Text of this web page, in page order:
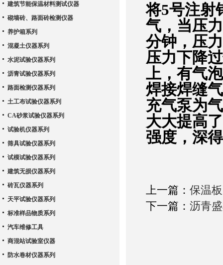
将5号注射
气，当压
分钟，压
压力下降
上，有气
焊接焊缝
充气泵为
大大提高
强度，深
上一篇： 保温
下一篇： 沥青
建筑节能保温材料测试仪器
砌墙砖、路面砖检测仪器
养护箱系列
混凝土仪器系列
水泥试验仪器系列
沥青试验仪器系列
路面检测仪器系列
土工布试验仪器系列
CA砂浆试验仪器系列
试验机仪器系列
筛具试验仪器系列
试模试验仪器系列
建筑无损仪器系列
砖瓦仪器系列
天平试验仪器系列
标准样品物质系列
汽车维修工具
商混站试验室仪器
防水卷材仪器系列